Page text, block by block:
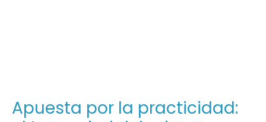
Apuesta por la practicidad: